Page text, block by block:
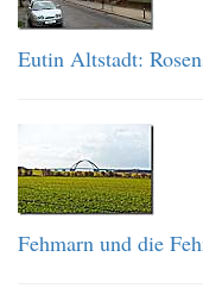
Eutin Altstadt:
Fehmarn und die